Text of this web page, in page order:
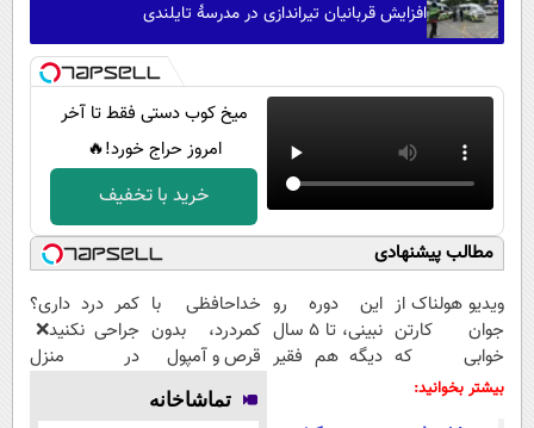
افزایش قربانیان تیراندازی در مدرسۀ تایلندی
میخ کوب دستی فقط تا آخر
امروز حراج خورد!🔥
خرید با تخفیف
مطالب پیشنهادی
ویدیو هولناک از
جوان کارتن
خوابی که
میلیاردر شد.
این دوره رو
نبینی، تا 5 سال
دیگه هم فقیر
خداحافظی با
کمردرد، بدون
قرص و آمپول
کمر درد داری؟
جراحی نکنید❌
در منزل
بیشتر بخوانید: تماشاخانه